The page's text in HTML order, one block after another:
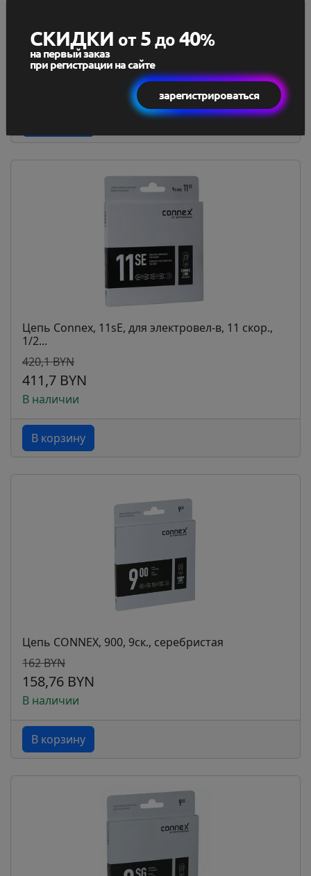
368,6 BYN
361,23 BYN
Цепь Connex, 11sE, для электровел-в, 11 скор.,
1/2...
420,1 BYN
411,7 BYN
В наличии
В корзину
Цепь CONNEX, 900, 9ск., серебристая
162 BYN
158,76 BYN
В наличии
В корзину
СКИДКИ от5до40%
на первый заказ
при регистрации на сайте
зарегистрироваться